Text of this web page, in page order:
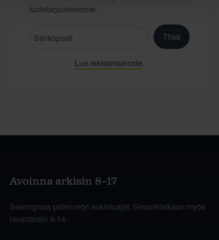
tuotetarjouksemme.
Tilaa
Lue rekisteriseloste.
Avoinna arkisin 8–17
Sesongissa pidennetyt aukioloajat. Sesonkiaikaan myös
lauantaisin 9-14.